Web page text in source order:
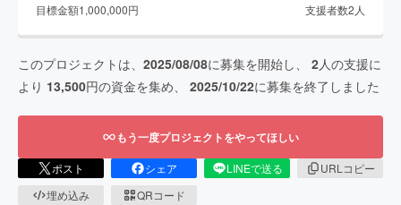
目標金額1,000,000円 支援者数2 人
このプロジェクトは、 2025/08/08に募集を開始し、 2人の支援に
より 13,500円の資金を集め、 2025/10/22に募集を終了しました
もう一度プロジェクトをやってほしい
ポスト シェア LINEで送る
URLコピー
埋め込み
QRコード